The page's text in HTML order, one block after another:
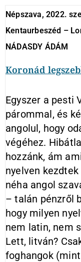
Népszava, 2022.
Kentaurbeszéd –
NÁDASDY ÁDÁM
Koronád
Egyszer a pesti
párommal, és
angolul, hogy
végéhez.
hozzánk, ám
nyelven
néha angol
– talán pénzről
hogy milyen
nem latin, nem
Lett, litván?
foghangok (mint